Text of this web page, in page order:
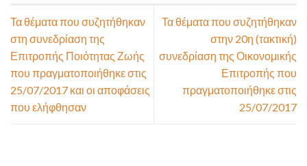
Τα θέματα που συζητήθηκαν
στη συνεδρίαση της
Επιτροπής Ποιότητας Ζωής
που πραγματοποιήθηκε στις
25/07/2017 και οι αποφάσεις
που ελήφθησαν
Τα θέματα που συζητήθηκαν
στην 20η (τακτική)
συνεδρίαση της Οικονομικής
Επιτροπής που
πραγματοποιήθηκε στις
25/07/2017